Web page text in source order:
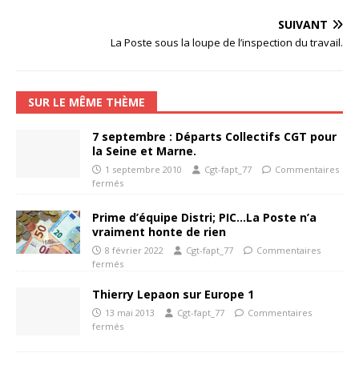
SUIVANT
La Poste sous la loupe de l’inspection du travail.
SUR LE MÊME THÈME
7 septembre : Départs Collectifs CGT pour
la Seine et Marne.
1 septembre 2010 Cgt-fapt_77
Commentaires
fermés
Prime d’équipe Distri; PIC…La Poste n’a
vraiment honte de rien
8 février 2022 Cgt-fapt_77
Commentaires
fermés
Thierry Lepaon sur Europe 1
13 mai 2013 Cgt-fapt_77
Commentaires
fermés